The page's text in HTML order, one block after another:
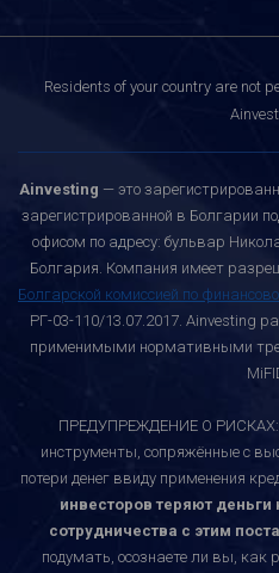
Residents of your country are not
Ainvesting — это
зарегистрированной в Болгарии
офисом по адресу: бульвар
Болгария. Компания имеет
Болгарской комиссией по
РГ-03-110/13.07.2017. Ainvesting
применимыми нормативными
ПРЕДУПРЕЖДЕНИЕ О РИСКАХ:
инструменты, сопряжённые с
потери денег ввиду применения
инвесторов теряют деньги
сотрудничества с этим
подумать, осознаете ли вы, как